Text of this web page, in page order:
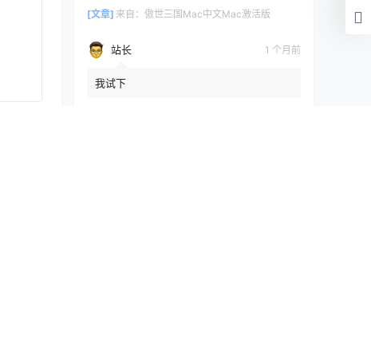
[文章] 来自： 傲世三国Mac中文Mac激活版
站长 1 个月前
我试下